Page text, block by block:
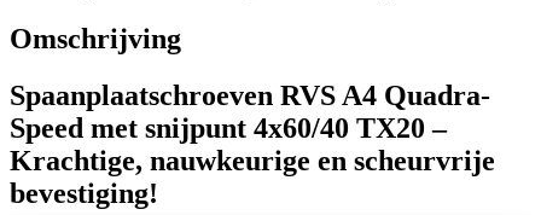
Omschrijving
Spaanplaatschroeven RVS A4 Quadra-
Speed met snijpunt 4x60/40 TX20 –
Krachtige, nauwkeurige en scheurvrije
bevestiging!